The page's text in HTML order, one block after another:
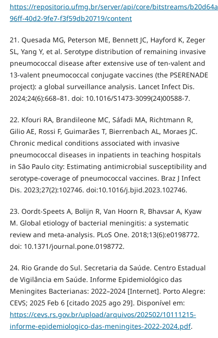
https://repositorio.ufmg.br/server/api/core/bitstreams/
96ff-40d2-9fe7-f3f59db20719/content
21. Quesada MG, Peterson ME, Bennett JC, Hayford K, Zeger
SL, Yang Y, et al. Serotype distribution of remaining invasive
pneumococcal disease after extensive use of ten-valent and
13-valent pneumococcal conjugate vaccines (the PSERENADE
project): a global surveillance analysis. Lancet Infect Dis.
2024;24(6):668–81. doi: 10.1016/S1473-3099(24)00588-7.
22. Kfouri RA, Brandileone MC, Sáfadi MA, Richtmann R,
Gilio AE, Rossi F, Guimarães T, Bierrenbach AL, Moraes JC.
Chronic medical conditions associated with invasive
pneumococcal diseases in inpatients in teaching hospitals
in São Paulo city: Estimating antimicrobial susceptibility and
serotype-coverage of pneumococcal vaccines. Braz J Infect
Dis. 2023;27(2):102746. doi:10.1016/j.bjid.2023.102746.
23. Oordt-Speets A, Bolijn R, Van Hoorn R, Bhavsar A, Kyaw
M. Global etiology of bacterial meningitis: a systematic
review and meta-analysis. PLoS One. 2018;13(6):e0198772.
doi: 10.1371/journal.pone.0198772.
24. Rio Grande do Sul. Secretaria da Saúde. Centro Estadual
de Vigilância em Saúde. Informe Epidemiológico das
Meningites Bacterianas: 2022–2024 [Internet]. Porto Alegre:
CEVS; 2025 Feb 6 [citado 2025 ago 29]. Disponível em:
https://cevs.rs.gov.br/upload/arquivos/202502/10111215-
informe-epidemiologico-das-meningites-2022-2024.pdf.